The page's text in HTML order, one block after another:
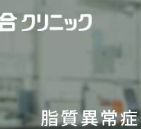
脂質異常症